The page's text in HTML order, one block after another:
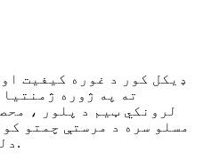
ډیکل کور د غوره کیفیت
ته په ژوره
لرونکي ټیم د پلور ،
مسلو سره د مرستې چمتو
دلته د مرستې لپاره یو.